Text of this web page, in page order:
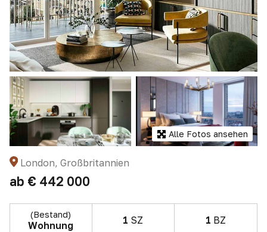
Alle Fotos ansehen
London, Großbritannien
ab € 442 000
(Bestand)
Wohnung 1 SZ 1 BZ